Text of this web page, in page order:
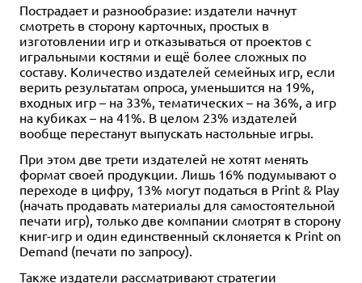
Пострадает и разнообразие: издатели начнут
смотреть в сторону карточных, простых в
изготовлении игр и отказываться от проектов с
игральными костями и ещё более сложных по
составу. Количество издателей семейных игр, если
верить результатам опроса, уменьшится на 19%,
входных игр – на 33%, тематических – на 36%, а игр
на кубиках – на 41%. В целом 23% издателей
вообще перестанут выпускать настольные игры.
При этом две трети издателей не хотят менять
формат своей продукции. Лишь 16% подумывают о
переходе в цифру, 13% могут податься в Print & Play
(начать продавать материалы для самостоятельной
печати игр), только две компании смотрят в сторону
книг-игр и один единственный склоняется к Print on
Demand (печати по запросу).
Также издатели рассматривают стратегии